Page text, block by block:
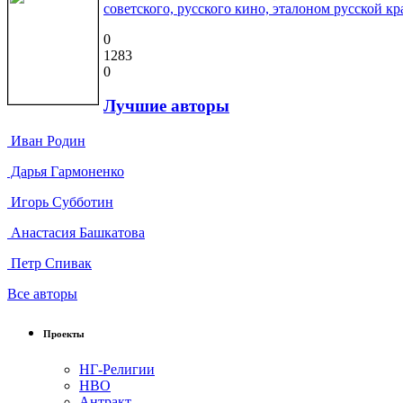
советского, русского кино, эталоном русской
0
1283
0
Лучшие авторы
Иван Родин
Дарья Гармоненко
Игорь Субботин
Анастасия Башкатова
Петр Спивак
Все авторы
Проекты
НГ-Религии
НВО